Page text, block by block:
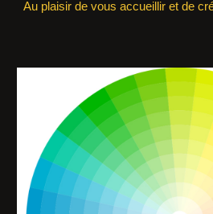
Au plaisir de vous accueillir et de